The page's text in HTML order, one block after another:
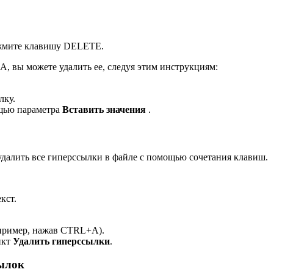
клавишу DELETE.
можете удалить ее, следуя этим инструкциям:
параметра Вставить значения .
все гиперссылки в файле с помощью сочетания клавиш.
нажав CTRL+A).
Удалить гиперссылки.